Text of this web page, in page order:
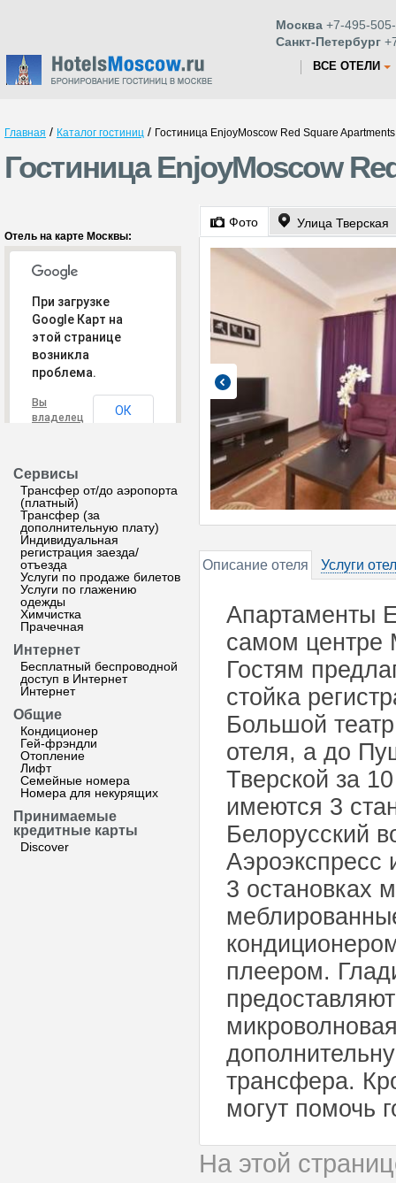
Москва +7-495-
Санкт-Петербург
ВСЕ ОТЕЛИ
Главная / Каталог гостиниц / Гостиница EnjoyMoscow Red Square Apartments
Гостиница EnjoyMoscow
Отель на карте Москвы:
При загрузке
Google Карт на
этой странице
возникла
проблема.
Вы
владелец
ОК
Сервисы
Трансфер от/до аэропорта
(платный)
Трансфер (за
дополнительную плату)
Индивидуальная
регистрация заезда/
отъезда
Услуги по продаже билетов
Услуги по глажению
одежды
Химчистка
Прачечная
Интернет
Бесплатный беспроводной
доступ в Интернет
Интернет
Общие
Кондиционер
Гей-фрэндли
Отопление
Лифт
Семейные номера
Номера для некурящих
Принимаемые
кредитные карты
Discover
Фото Улица Тверская
Описание отеля Услуги
Апартаменты
самом центре
Гостям
стойка
Большой
отеля, а до
Тверской за
имеются 3
Белорусский
Аэроэкспресс
3 остановках
плеером.
трансфера.
могут помочь
На этой